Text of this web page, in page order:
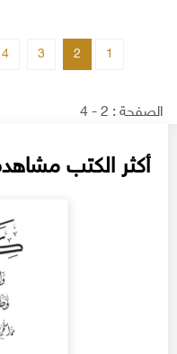
الصفحة : 2 - 4
أكثر الكتب مشاهدة